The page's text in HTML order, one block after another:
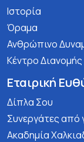
Ιστορία
Όραμα
Ανθρώπινο
Κέντρο Διανομής
Εταιρική
Δίπλα Σου
Συνεργάτες από
Ακαδημία